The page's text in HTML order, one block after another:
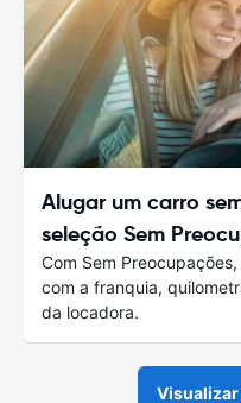
Alugar um carro
seleção Sem
Com Sem
com a franquia,
da locadora.